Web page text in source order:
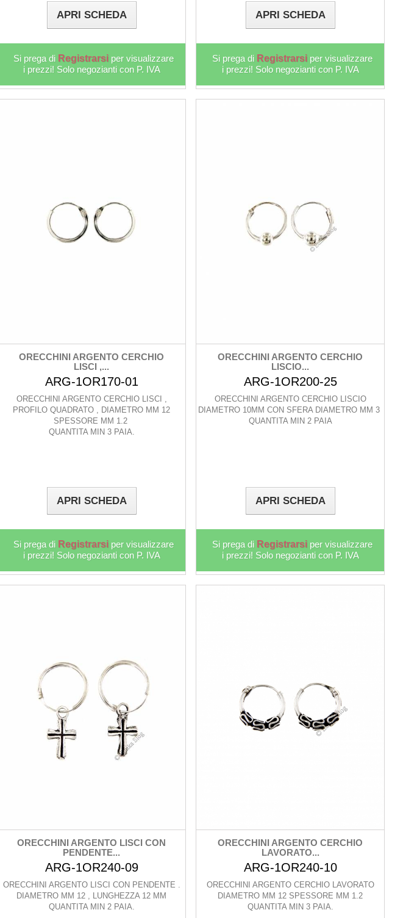
APRI SCHEDA
Si prega di Registrarsi per visualizzare
i prezzi! Solo negozianti con P. IVA
APRI SCHEDA
Si prega di Registrarsi per visualizzare
i prezzi! Solo negozianti con P. IVA
ORECCHINI ARGENTO CERCHIO
LISCI ,...
ARG-1OR170-01
ORECCHINI ARGENTO CERCHIO LISCI ,
PROFILO QUADRATO , DIAMETRO MM 12
SPESSORE MM 1.2
QUANTITA MIN 3 PAIA.
APRI SCHEDA
Si prega di Registrarsi per visualizzare
i prezzi! Solo negozianti con P. IVA
ORECCHINI ARGENTO CERCHIO
LISCIO...
ARG-1OR200-25
ORECCHINI ARGENTO CERCHIO LISCIO
DIAMETRO 10MM CON SFERA DIAMETRO MM 3
QUANTITA MIN 2 PAIA
APRI SCHEDA
Si prega di Registrarsi per visualizzare
i prezzi! Solo negozianti con P. IVA
ORECCHINI ARGENTO LISCI CON
PENDENTE...
ARG-1OR240-09
ORECCHINI ARGENTO LISCI CON PENDENTE .
DIAMETRO MM 12 , LUNGHEZZA 12 MM
QUANTITA MIN 2 PAIA.
ORECCHINI ARGENTO CERCHIO
LAVORATO...
ARG-1OR240-10
ORECCHINI ARGENTO CERCHIO LAVORATO
DIAMETRO MM 12 SPESSORE MM 1.2
QUANTITA MIN 3 PAIA.